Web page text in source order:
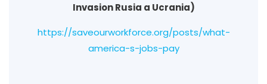
Invasion Rusia a Ucrania)
https://saveourworkforce.org/posts/what-
america-s-jobs-pay